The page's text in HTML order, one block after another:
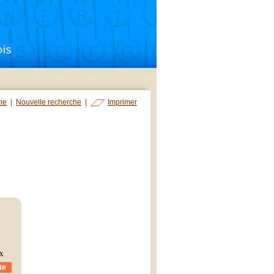
Nouvelle recherche Imprimer